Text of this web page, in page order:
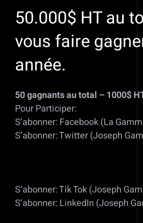
50.000$ HT au
vous faire
année.
50gagnants au total –1000$
Pour Participer:
S’abonner: Facebook (La
S’abonner: Twitter (Joseph
S’abonner: Tik Tok (Joseph
S’abonner: LinkedIn (Joseph